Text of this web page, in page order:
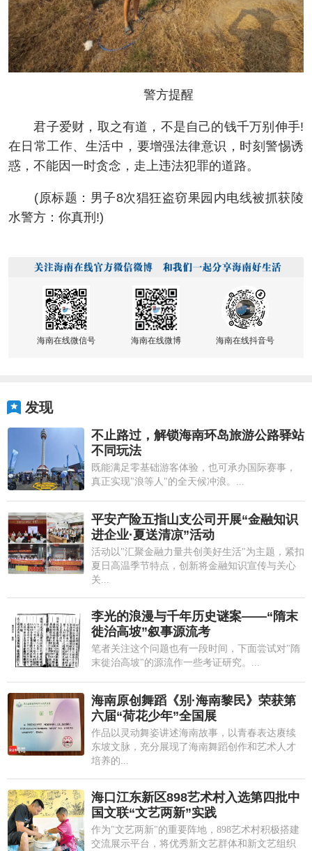
警方提醒
君子爱财，取之有道，不是自己的钱千万别伸手!
在日常工作、生活中，要增强法律意识，时刻警惕诱
惑，不能因一时贪念，走上违法犯罪的道路。
(原标题：男子8次猖狂盗窃果园内电线被抓获陵
水警方：你真刑!)
海南在线微信号 海南在线微博 海南在线抖音号
发现
不止路过，解锁海南环岛旅游公路驿站
不同玩法
既能满足零基础游客体验，也可承办国际赛事，
真正实现"浪等人"的全天候冲浪。...
平安产险五指山支公司开展“金融知识
进企业·夏送清凉”活动
活动以"汇聚金融力量共创美好生活"为主题，紧扣
夏日高温季节特点，创新将金融知识宣传与关心
关...
李光的浪漫与千年历史谜案——“隋末
徙治高坡”叙事源流考
笔者关注这个问题也有一段时间，下面尝试对"隋
末徙治高坡"的源流作一些考证研究。...
海南原创舞蹈《别·海南黎民》荣获第
六届“荷花少年”全国展
作品以灵动舞姿讲述海南故事，以青春表达赓续
东坡文脉，充分展现了海南舞蹈创作和艺术人才
培养的...
海口江东新区898艺术村入选第四批中
国文联“文艺两新”实践
作为"文艺两新"的重要阵地，898艺术村积极搭建
交流展示平台，将优秀新文艺群体和新文艺组织